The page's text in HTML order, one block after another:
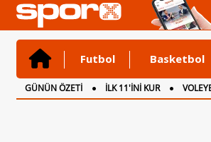
Futbol Basketbol
GÜNÜN ÖZETİ İLK 11'İNİ KUR
CANLI ANLATIM
İNGİLTERE